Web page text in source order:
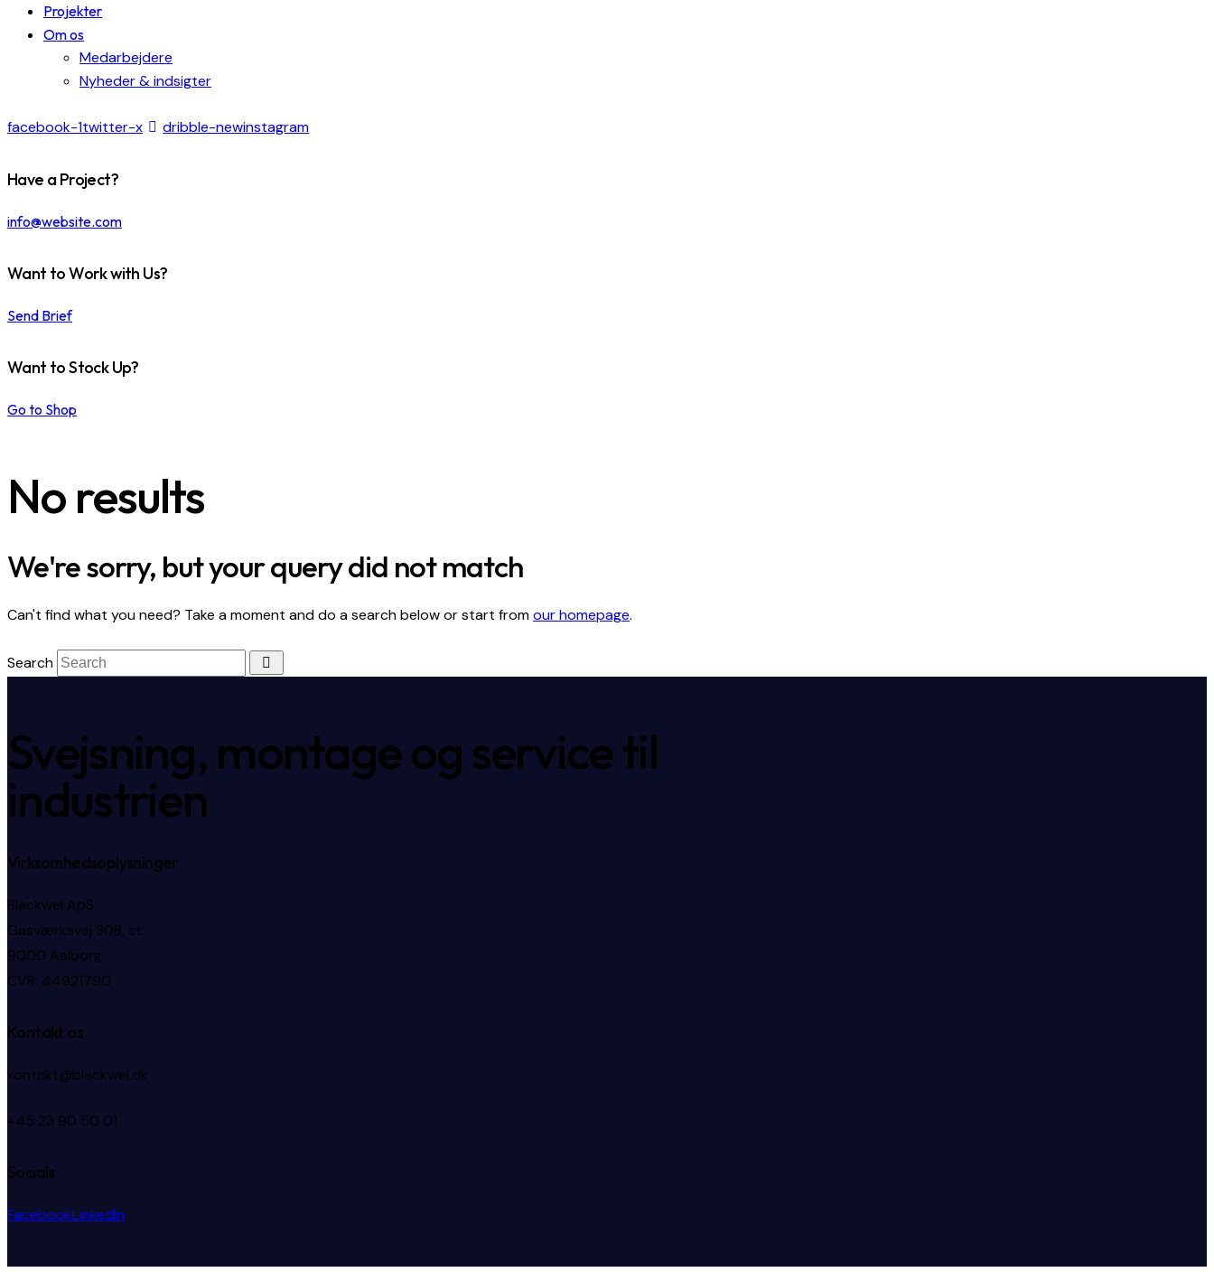
Projekter
Om os
Medarbejdere
Nyheder & indsigter
facebook-1twitter-x dribble-newinstagram
Have a Project?
info@website.com
Want to Work with Us?
Send Brief
Want to Stock Up?
Go to Shop
No results
We're sorry, but your query did not match
Can't find what you need? Take a moment and do a search below or start fromour homepage.
Search
Svejsning, montage og service til
industrien
Virksomhedsoplysninger
Blackwel ApS
Gasværksvej 30B, st.
9000 Aalborg
CVR: 44921790
Kontakt os
kontakt@blackwel.dk
+45 23 90 50 01
Socials
FacebookLinkedIn